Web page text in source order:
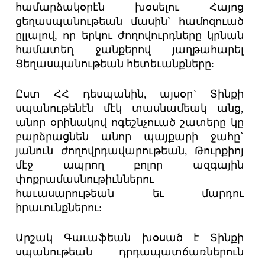
համարձակօրէն խօսելու Հայոց
ցեղասպանութեան մասին` համոզուած
ըլլալով, որ երկու ժողովուրդները կրնան
համատեղ ջանքերով յաղթահարել
Ցեղասպանութեան հետեւանքները:
Ըստ ՀՀ դեսպանին, այսօր` Տինքի
սպանութենէն մէկ տասնամեակ անց,
անոր օրինակով ոգեշնչուած շատերը կը
բարձրացնեն անոր պայքարի ջահը`
յանուն ժողովրդավարութեան, Թուրքիոյ
մէջ ապրող բոլոր ազգային
փոքրամասնութիւններու
հաւասարութեան եւ մարդու
իրաւունքներու:
Արշակ Գաւաֆեան խօսած է Տինքի
սպանութեան դրդապատճառներուն